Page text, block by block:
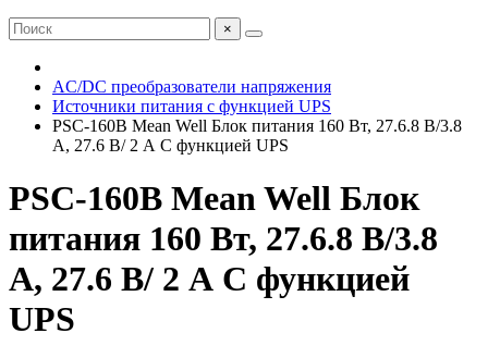
×
AC/DC преобразователи напряжения
Источники питания с функцией UPS
PSC-160B Mean Well Блок питания 160 Вт, 27.6.8 В/3.8
А, 27.6 В/ 2 А С функцией UPS
PSC-160B Mean Well Блок
питания 160 Вт, 27.6.8 В/3.8
А, 27.6 В/ 2 А С функцией
UPS